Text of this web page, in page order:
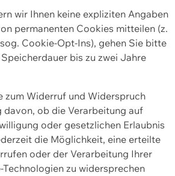
wir Ihnen keine expliziten Angaben
permanenten Cookies mitteilen (z.
Cookie-Opt-Ins), gehen Sie bitte
bis zu zwei Jahre
zum Widerruf und Widerspruch
davon, ob die Verarbeitung auf
oder gesetzlichen Erlaubnis
die Möglichkeit, eine erteilte
oder der Verarbeitung Ihrer
zu widersprechen